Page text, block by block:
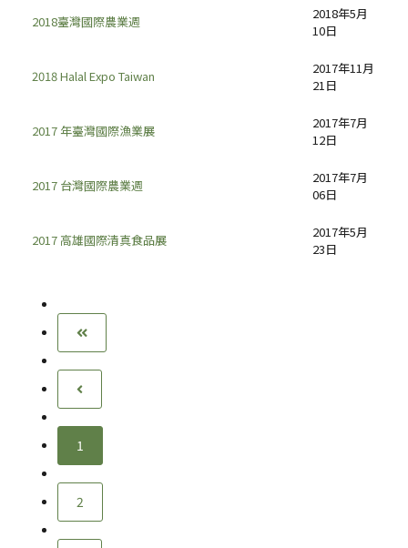
2018臺灣國際農業週
2018年5月
10日
2018 Halal Expo Taiwan
2017年11月
21日
2017 年臺灣國際漁業展
2017年7月
12日
2017 台灣國際農業週
2017年7月
06日
2017 高雄國際清真食品展
2017年5月
23日
1
2